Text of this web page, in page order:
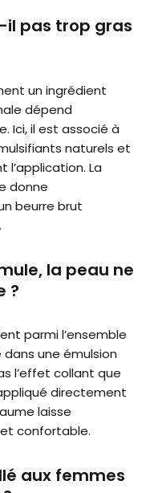
il pas trop gras
un ingrédient
dépend
Ici, il est associé à
naturels et
l’application. La
donne
beurre brut
la peau ne
?
parmi l’ensemble
une émulsion
l’effet collant que
directement
laisse
confortable.
aux femmes